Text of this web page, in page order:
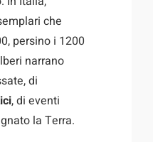
che
persino i 1200
narrano
di
, di eventi
la Terra.